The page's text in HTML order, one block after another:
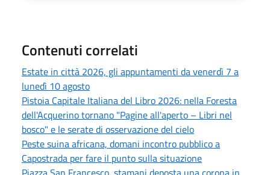
Contenuti correlati
Estate in città 2026, gli appuntamenti da venerdì 7 a
lunedì 10 agosto
Pistoia Capitale Italiana del Libro 2026: nella Foresta
dell'Acquerino tornano "Pagine all'aperto – Libri nel
bosco" e le serate di osservazione del cielo
Peste suina africana, domani incontro pubblico a
Capostrada per fare il punto sulla situazione